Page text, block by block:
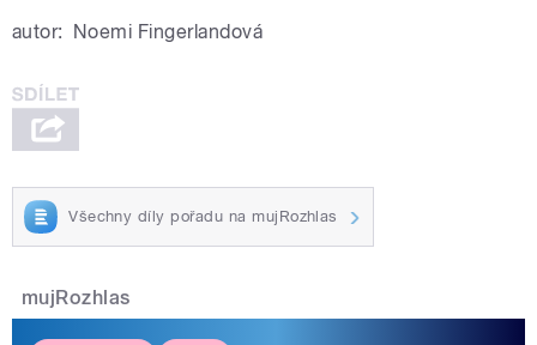
autor: Noemi Fingerlandová
Všechny díly pořadu na mujRozhlas
mujRozhlas